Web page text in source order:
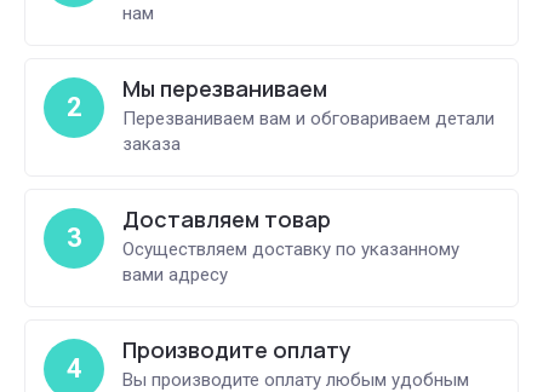
нам
2
Мы перезваниваем
Перезваниваем вам и обговариваем детали
заказа
3
Доставляем товар
Осуществляем доставку по указанному
вами адресу
4
Производите оплату
Вы производите оплату любым удобным